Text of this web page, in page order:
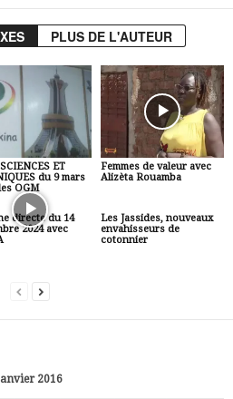
PLUS DE L'AUTEUR
ET
du 9 mars
OGM
Femmes de valeur avec
Alizèta Rouamba
directe du 14
2024 avec
Les Jassides, nouveaux
envahisseurs de
cotonnier
2016